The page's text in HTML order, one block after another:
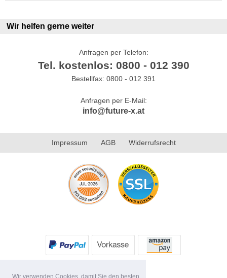
Wir helfen gerne weiter
Anfragen per Telefon:
Tel. kostenlos: 0800 - 012 390
Bestellfax: 0800 - 012 391
Anfragen per E-Mail:
info@future-x.at
Impressum AGB Widerrufsrecht